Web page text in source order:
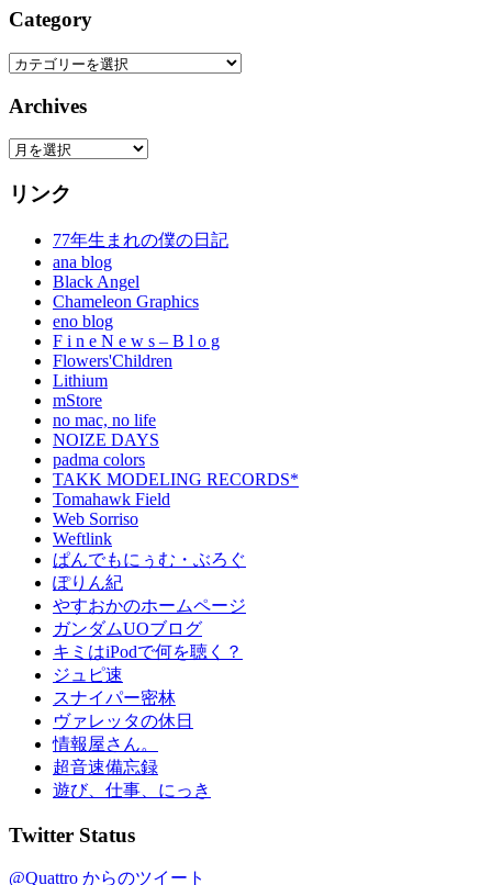
Category
Category
Archives
Archives
リンク
77年生まれの僕の日記
ana blog
Black Angel
Chameleon Graphics
eno blog
F i n e N e w s – B l o g
Flowers'Children
Lithium
mStore
no mac, no life
NOIZE DAYS
padma colors
TAKK MODELING RECORDS*
Tomahawk Field
Web Sorriso
Weftlink
ぱんでもにぅむ・ぶろぐ
ぽりん紀
やすおかのホームページ
ガンダムUOブログ
キミはiPodで何を聴く？
ジュピ速
スナイパー密林
ヴァレッタの休日
情報屋さん。
超音速備忘録
遊び、仕事、にっき
Twitter Status
@Quattro からのツイート